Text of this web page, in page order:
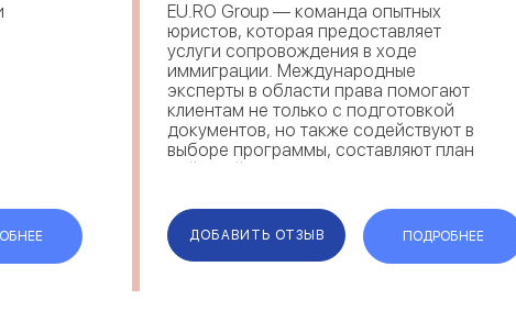
EU.RO Group — команда опытных
юристов, которая предоставляет
услуги сопровождения в ходе
иммиграции. Международные
эксперты в области права помогают
клиентам не только с подготовкой
документов, но также содействуют в
выборе программы, составляют план
действий и консультируют по важным
Group свидетельствуют, что юристы
выполняют св...
ДОБАВИТЬ ОТЗЫВ ПОДРОБНЕЕ